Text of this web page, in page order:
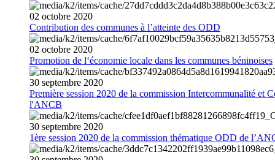
02 octobre 2020
Contribution des communes à l’atteinte des ODD
02 octobre 2020
Promotion de l‘économie locale dans les communes béninoises
30 septembre 2020
Première session 2020 de la commission Intercommunalité et
l'ANCB
30 septembre 2020
1ère session 2020 de la commission thématique ODD de